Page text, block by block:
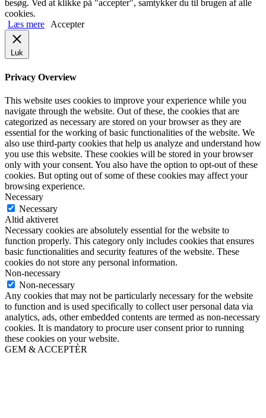
besøg. Ved at klikke på "accepter", samtykker du til brugen af alle
cookies.
Læs mere
Accepter
Luk
Privacy Overview
This website uses cookies to improve your experience while you
navigate through the website. Out of these, the cookies that are
categorized as necessary are stored on your browser as they are
essential for the working of basic functionalities of the website. We
also use third-party cookies that help us analyze and understand how
you use this website. These cookies will be stored in your browser
only with your consent. You also have the option to opt-out of these
cookies. But opting out of some of these cookies may affect your
browsing experience.
Necessary
Necessary
Altid aktiveret
Necessary cookies are absolutely essential for the website to
function properly. This category only includes cookies that ensures
basic functionalities and security features of the website. These
cookies do not store any personal information.
Non-necessary
Non-necessary
Any cookies that may not be particularly necessary for the website
to function and is used specifically to collect user personal data via
analytics, ads, other embedded contents are termed as non-necessary
cookies. It is mandatory to procure user consent prior to running
these cookies on your website.
GEM & ACCEPTÈR